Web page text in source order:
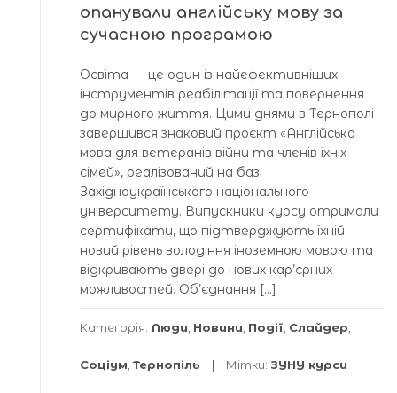
опанували англійську мову за
сучасною програмою
Освіта — це один із найефективніших
інструментів реабілітації та повернення
до мирного життя. Цими днями в Тернополі
завершився знаковий проєкт «Англійська
мова для ветеранів війни та членів їхніх
сімей», реалізований на базі
Західноукраїнського національного
університету. Випускники курсу отримали
сертифікати, що підтверджують їхній
новий рівень володіння іноземною мовою та
відкривають двері до нових кар’єрних
можливостей. Об’єднання […]
Категорія: Люди Новини Події Слайдер
Соціум Тернопіль Мітки: ЗУНУ курси